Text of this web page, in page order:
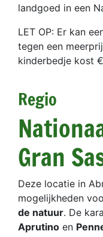
landgoed in een
LET OP: Er kan
tegen een
kinderbedje kost
Regio
Gran
Deze locatie in
mogelijkheden
de natuur. De
Aprutino en